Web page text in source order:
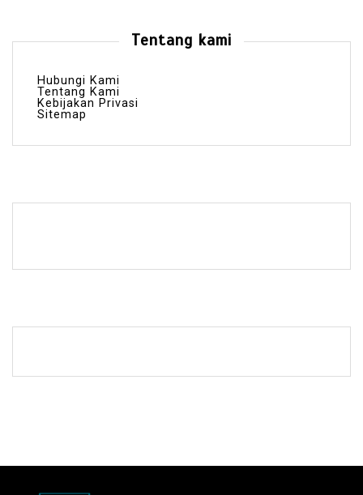
Tentang kami
Hubungi Kami
Tentang Kami
Kebijakan Privasi
Sitemap